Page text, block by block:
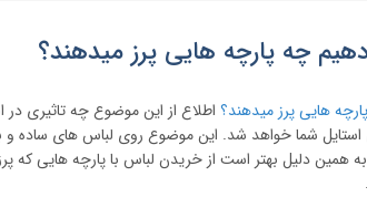
چه پارچه هایی پرز میدهند؟
هایی پرز میدهند؟ اطلاع از این موضوع چه تاثیری در
استایل شما خواهد شد. این موضوع روی لباس های
دلیل بهتر است از خریدن لباس با پارچه هایی که